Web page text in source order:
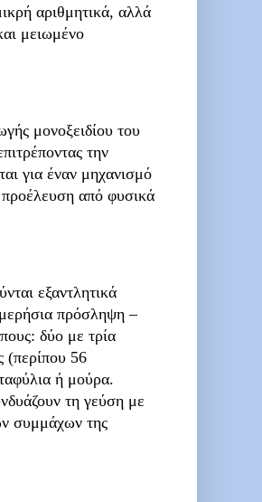
αριθμητικά, αλλά
μειωμένο
μονοξειδίου του
την
για έναν μηχανισμό
από φυσικά
εξαντλητικά
πρόσληψη –
δύο με τρία
(περίπου 56
ή μούρα.
τη γεύση με
συμμάχων της